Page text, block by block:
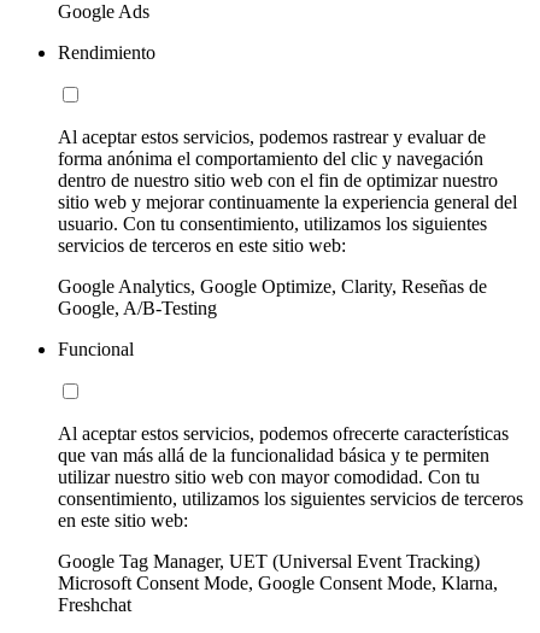
Google Ads
Rendimiento
Al aceptar estos servicios, podemos rastrear y evaluar de
forma anónima el comportamiento del clic y navegación
dentro de nuestro sitio web con el fin de optimizar nuestro
sitio web y mejorar continuamente la experiencia general del
usuario. Con tu consentimiento, utilizamos los siguientes
servicios de terceros en este sitio web:
Google Analytics, Google Optimize, Clarity, Reseñas de
Google, A/B-Testing
Funcional
Al aceptar estos servicios, podemos ofrecerte características
que van más allá de la funcionalidad básica y te permiten
utilizar nuestro sitio web con mayor comodidad. Con tu
consentimiento, utilizamos los siguientes servicios de terceros
en este sitio web:
Google Tag Manager, UET (Universal Event Tracking)
Microsoft Consent Mode, Google Consent Mode, Klarna,
Freshchat